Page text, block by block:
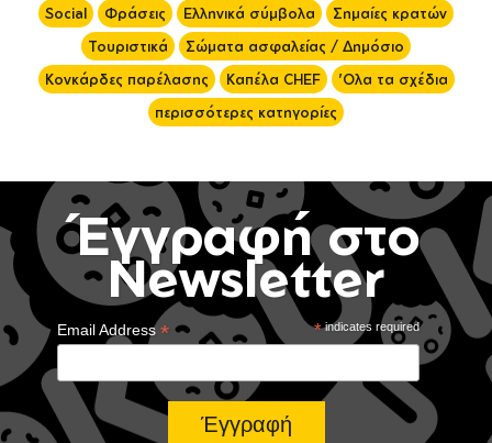
Social Φράσεις Ελληνικά σύμβολα
Σημαίες κρατών
Τουριστικά
Σώματα ασφαλείας / Δημόσιο
Κονκάρδες παρέλασης
Καπέλα CHEF
'Ολα τα σχέδια
περισσότερες κατηγορίες
Έγγραφή στο
Newsletter
*indicates required
Email Address*